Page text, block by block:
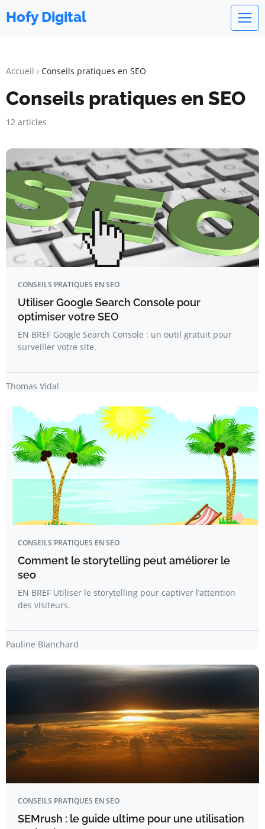
Hofy Digital
Accueil Conseils pratiques en SEO
Conseils pratiques en SEO
12 articles
CONSEILS PRATIQUES EN SEO
Utiliser Google Search Console pour
optimiser votre SEO
EN BREF Google Search Console : un outil gratuit pour
surveiller votre site.
Thomas Vidal
CONSEILS PRATIQUES EN SEO
Comment le storytelling peut améliorer le
seo
EN BREF Utiliser le storytelling pour captiver l’attention
des visiteurs.
Pauline Blanchard
CONSEILS PRATIQUES EN SEO
SEMrush : le guide ultime pour une utilisation